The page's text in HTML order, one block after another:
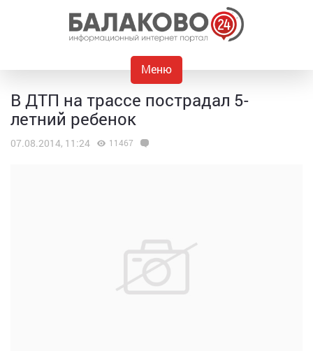
Меню
В ДТП на трассе пострадал 5-
летний ребенок
07.08.2014, 11:24 11467